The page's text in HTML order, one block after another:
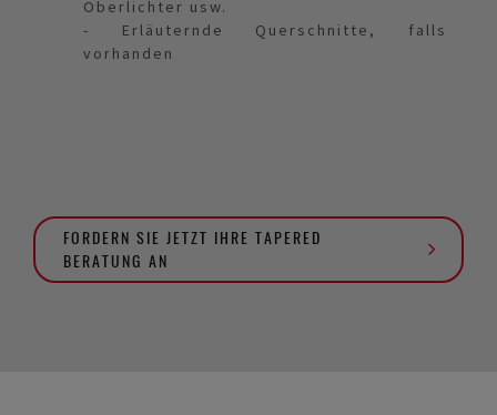
Oberlichter usw.
- Erläuternde Querschnitte, falls
vorhanden
FORDERN SIE JETZT IHRE TAPERED
BERATUNG AN